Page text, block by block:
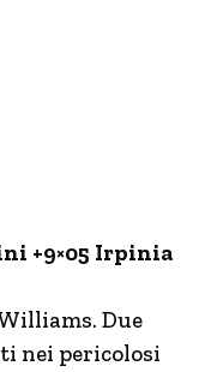
+9×05 Irpinia
Due
nei pericolosi